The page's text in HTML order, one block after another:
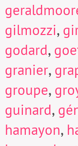
gilmozzi,
godard,
granier,
groupe,
guinard,
hamayon,